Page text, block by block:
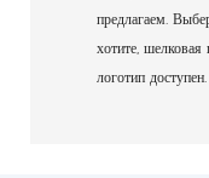
предлагаем.
хотите, шелковая
логотип доступен.